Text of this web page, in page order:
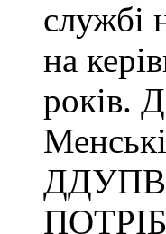
службі
на
років.
ДДУПВП